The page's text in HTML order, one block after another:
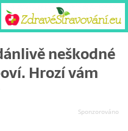
neškodné
Hrozí vám